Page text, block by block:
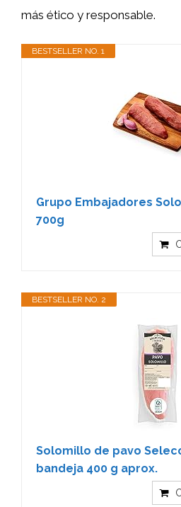
más ético y responsable.
BESTSELLER NO. 1
Grupo Embajadores
700g
BESTSELLER NO. 2
Solomillo de pavo
bandeja 400 g aprox.